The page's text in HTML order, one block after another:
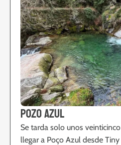
Pozo Azul
Se tarda solo unos
llegar a Poço Azul desde